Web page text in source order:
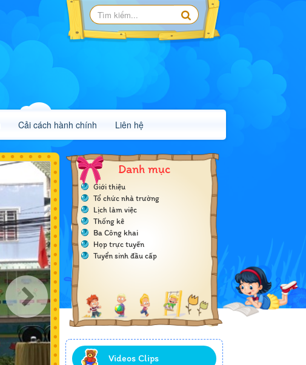
Cải cách hành chính Liên hệ
Danh mục
Giới thiệu
Tổ chức nhà trường
Lịch làm việc
Thống kê
Ba Công khai
Họp trực tuyến
Tuyển sinh đầu cấp
Videos Clips